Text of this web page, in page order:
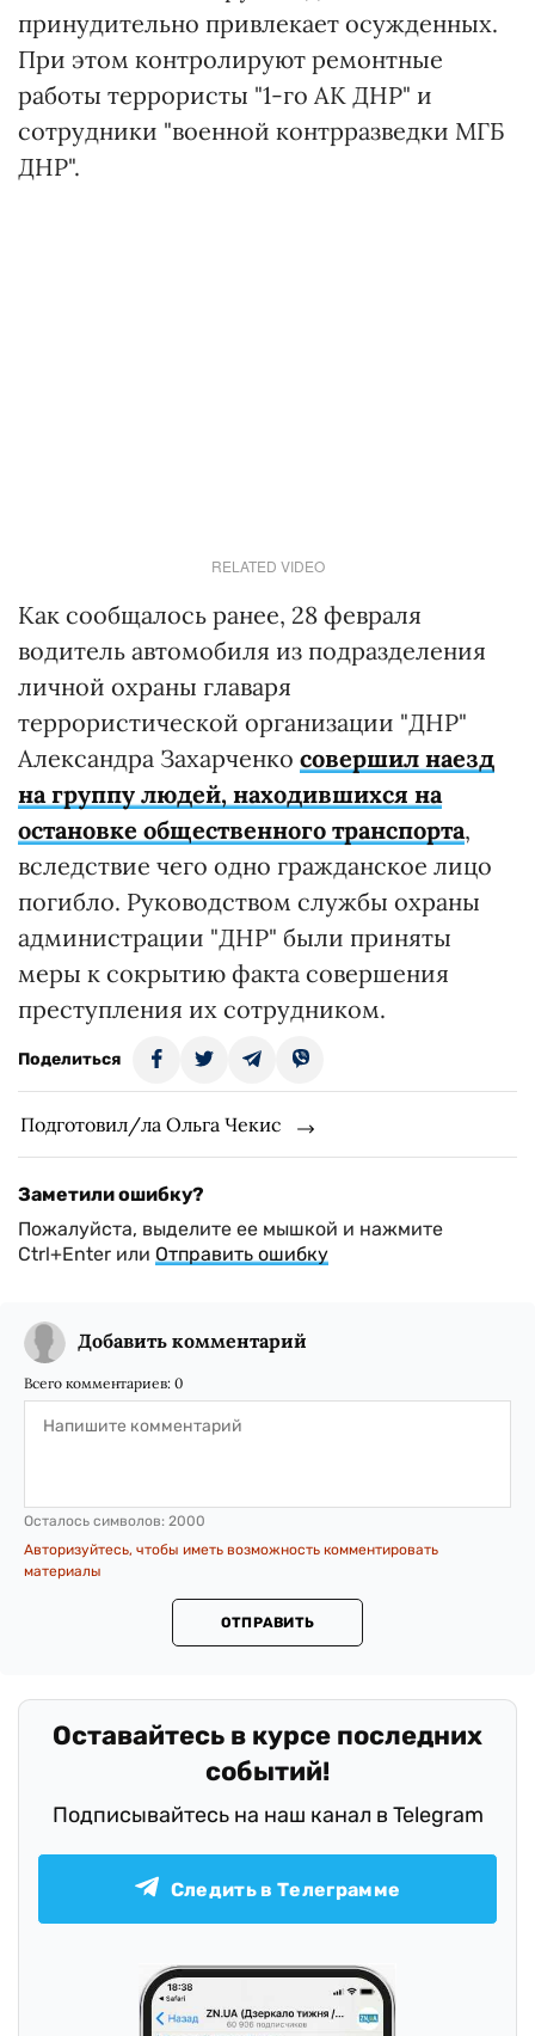
принудительно привлекает осужденных.
При этом контролируют ремонтные
работы террористы "1-го АК ДНР" и
сотрудники "военной контрразведки МГБ
ДНР".
RELATED VIDEO
Как сообщалось ранее, 28 февраля
водитель автомобиля из подразделения
личной охраны главаря
террористической организации "ДНР"
Александра Захарченко совершил наезд
на группу людей, находившихся на
остановке общественного транспорта,
вследствие чего одно гражданское лицо
погибло. Руководством службы охраны
администрации "ДНР" были приняты
меры к сокрытию факта совершения
преступления их сотрудником.
Поделиться
Подготовил/ла Ольга Чекис
Заметили ошибку?
Пожалуйста, выделите ее мышкой и нажмите
Ctrl+Enter или Отправить ошибку
Добавить комментарий
Всего комментариев: 0
Осталось символов: 2000
Авторизуйтесь, чтобы иметь возможность комментировать
материалы
ОТПРАВИТЬ
Оставайтесь в курсе последних
событий!
Подписывайтесь на наш канал в Telegram
Следить в Телеграмме